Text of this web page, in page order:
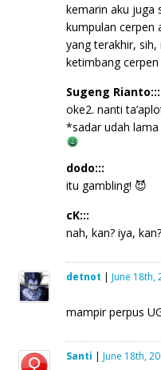
kemarin aku juga
kumpulan cerpen
yang terakhir,
ketimbang cerpen
Sugeng Rianto:::
oke2. nanti
*sadar udah
dodo:::
itu gambling! 😈
cK:::
nah, kan? iya, kan?
detnot | June 18th,
mampir perpus
Santi | June 18th,